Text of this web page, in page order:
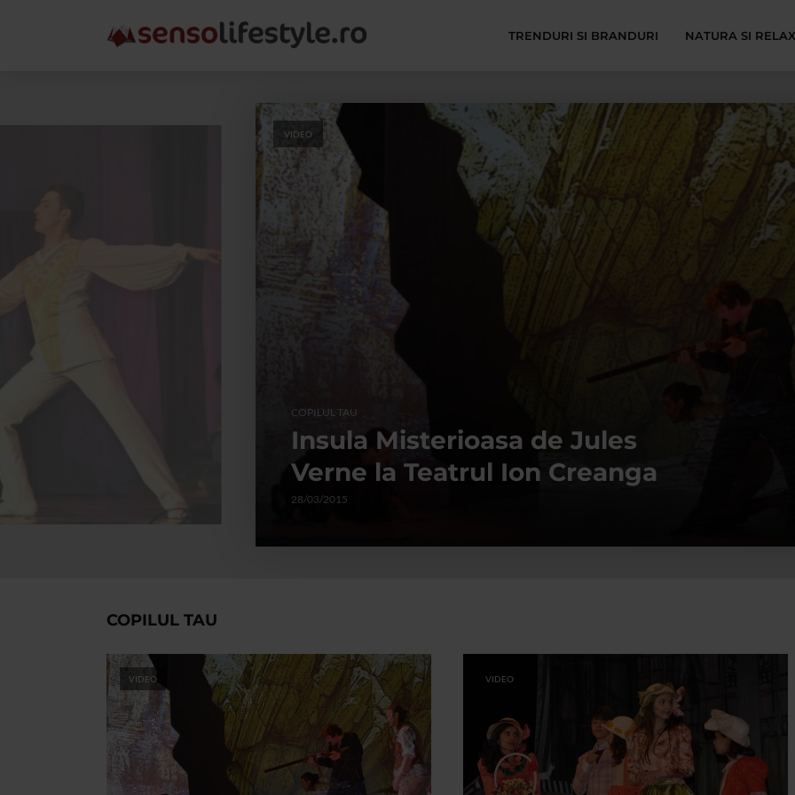
TRENDURI SI BRANDURI NATURA SI
VIDEO
COPILUL TAU
Insula Misterioasa de Jules
Verne la Teatrul Ion Creanga
28/03/2015
COPILUL TAU
VIDEO VIDEO